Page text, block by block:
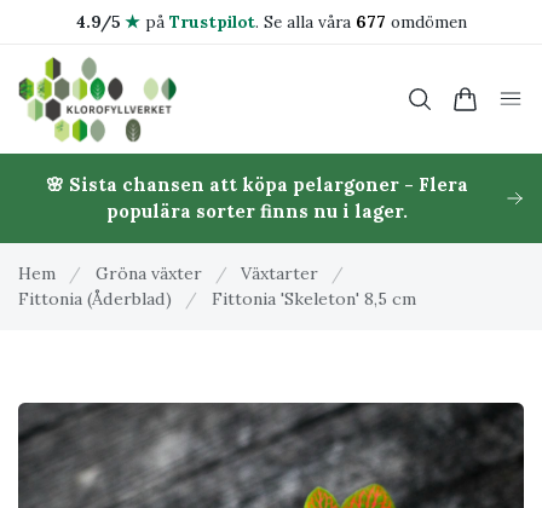
4.9/5 ★på Trustpilot. Se alla våra 677 omdömen
🌸 Sista chansen att köpa pelargoner - Flera
populära sorter finns nu i lager.
Hem / Gröna växter / Växtarter
/
Fittonia (Åderblad)
/ Fittonia 'Skeleton' 8,5 cm